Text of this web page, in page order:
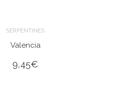
SERPENTINES
Valencia
9,45€